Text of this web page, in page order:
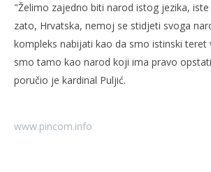
"Želimo zajedno biti narod istog jezika,
zato, Hrvatska, nemoj se stidjeti svoga
kompleks nabijati kao da smo istinski teret
smo tamo kao narod koji ima pravo
poručio je kardinal Puljić.
www.pincom.info